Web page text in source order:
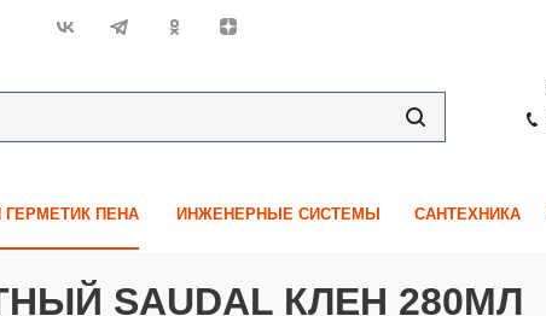
ГЕРМЕТИК ПЕНА ИНЖЕНЕРНЫЕ СИСТЕМЫ САНТЕХНИКА
SAUDAL КЛЕН 280МЛ